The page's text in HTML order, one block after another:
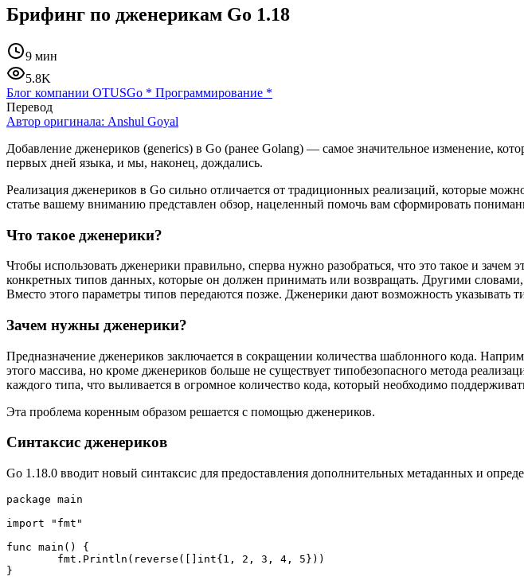
Брифинг по дженерикам Go 1.18
9 мин
5.8K
Блог компании OTUSGo * Программирование *
Перевод
Автор оригинала: Anshul Goyal
Добавление дженериков (generics) в Go (ранее Golang) — самое значительное изменение,
первых дней языка, и мы, наконец, дождались.
Реализация дженериков в Go сильно отличается от традиционных реализаций, которые
статье вашему вниманию представлен обзор, нацеленный помочь вам сформировать
Что такое дженерики?
Чтобы использовать дженерики правильно, сперва нужно разобраться, что это такое и
конкретных типов данных, которые он должен принимать или возвращать. Другими
Вместо этого параметры типов передаются позже. Дженерики дают возможность указывать
Зачем нужны дженерики?
Предназначение дженериков заключается в сокращении количества шаблонного кода.
этого массива, но кроме дженериков больше не существует типобезопасного метода
каждого типа, что выливается в огромное количество кода, который необходимо
Эта проблема коренным образом решается с помощью дженериков.
Синтаксис дженериков
Go 1.18.0 вводит новый синтаксис для предоставления дополнительных метаданных и
package main
import "fmt"
func main() {
        fmt.Println(reverse([]int{1, 2, 3, 4, 5}))
}